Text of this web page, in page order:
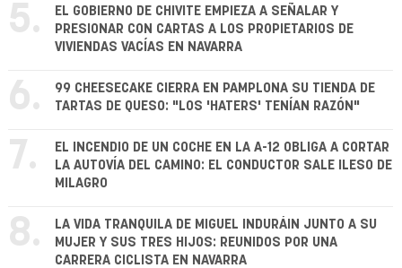
5.
EL GOBIERNO DE CHIVITE EMPIEZA A SEÑALAR Y
PRESIONAR CON CARTAS A LOS PROPIETARIOS DE
VIVIENDAS VACÍAS EN NAVARRA
6.
99 CHEESECAKE CIERRA EN PAMPLONA SU TIENDA DE
TARTAS DE QUESO: "LOS 'HATERS' TENÍAN RAZÓN"
7.
EL INCENDIO DE UN COCHE EN LA A-12 OBLIGA A CORTAR
LA AUTOVÍA DEL CAMINO: EL CONDUCTOR SALE ILESO DE
MILAGRO
8.
LA VIDA TRANQUILA DE MIGUEL INDURÁIN JUNTO A SU
MUJER Y SUS TRES HIJOS: REUNIDOS POR UNA
CARRERA CICLISTA EN NAVARRA